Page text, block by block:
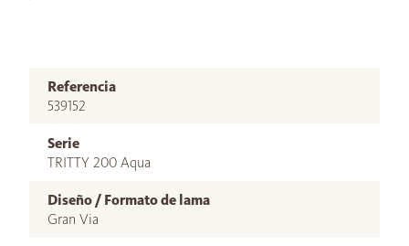
Referencia
539152
Serie
TRITTY 200 Aqua
Diseño / Formato de lama
Gran Via